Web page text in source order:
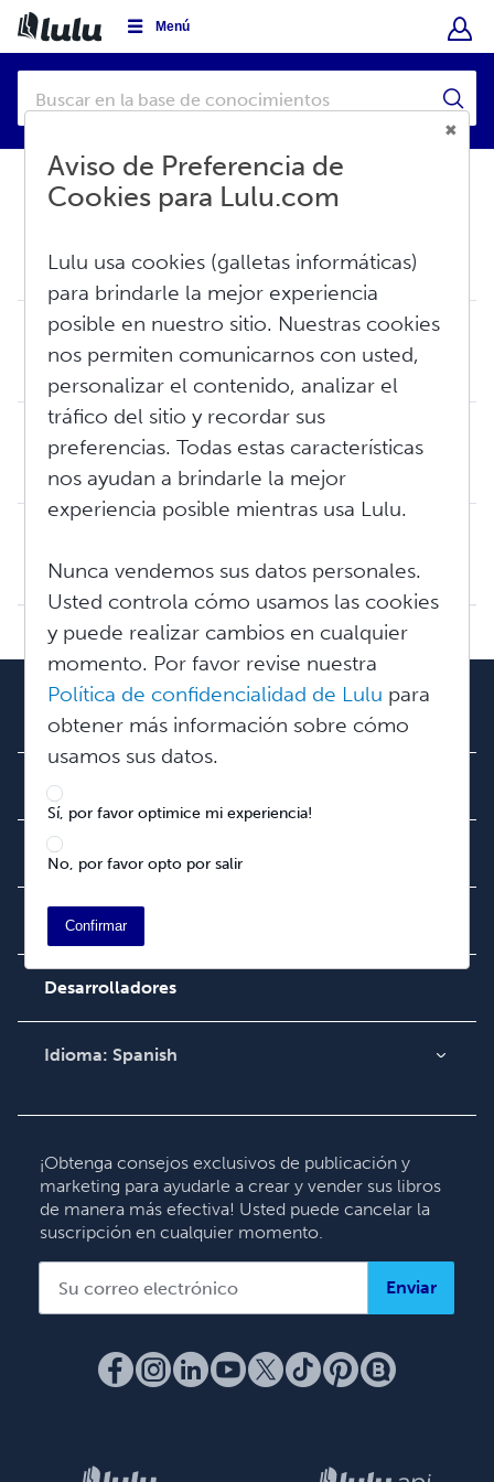
Menú
Base de conocimientos
Ingresos
Ingresos de creador(a): Conceptos básicos
Lun, Jun 15, 2026 a 3:14 P. M.
Guía de ingresos del creador o creadora
Mie, Mar 25, 2026 a 10:54 A. M.
Mie, Abr 15, 2026 a 11:51 A. M.
Nuestro equipo
Acerca de nosotros
Empleo
Sala de prensa
Comunidad
Video
Ayuda
Búsqueda de pedidos
Base de conocimientos
Comuníquese con
Desarrolladores
Idioma: Spanish
Deutsch
Français
Italiano
Español
¡Obtenga consejos exclusivos de publicación y
marketing para ayudarle a crear y vender sus libros
de manera más efectiva! Usted puede cancelar la
suscripción en cualquier momento.
Enviar
Aviso de Preferencia de
Cookies para Lulu.com
Lulu usa cookies (galletas informáticas)
para brindarle la mejor experiencia
posible en nuestro sitio. Nuestras cookies
nos permiten comunicarnos con usted,
personalizar el contenido, analizar el
tráfico del sitio y recordar sus
preferencias. Todas estas características
nos ayudan a brindarle la mejor
experiencia posible mientras usa Lulu.
Nunca vendemos sus datos personales.
Usted controla cómo usamos las cookies
y puede realizar cambios en cualquier
momento. Por favor revise nuestra
Política de confidencialidad de Lulu para
obtener más información sobre cómo
usamos sus datos.
Sí, por favor optimice mi experiencia!
No, por favor opto por salir
Confirmar